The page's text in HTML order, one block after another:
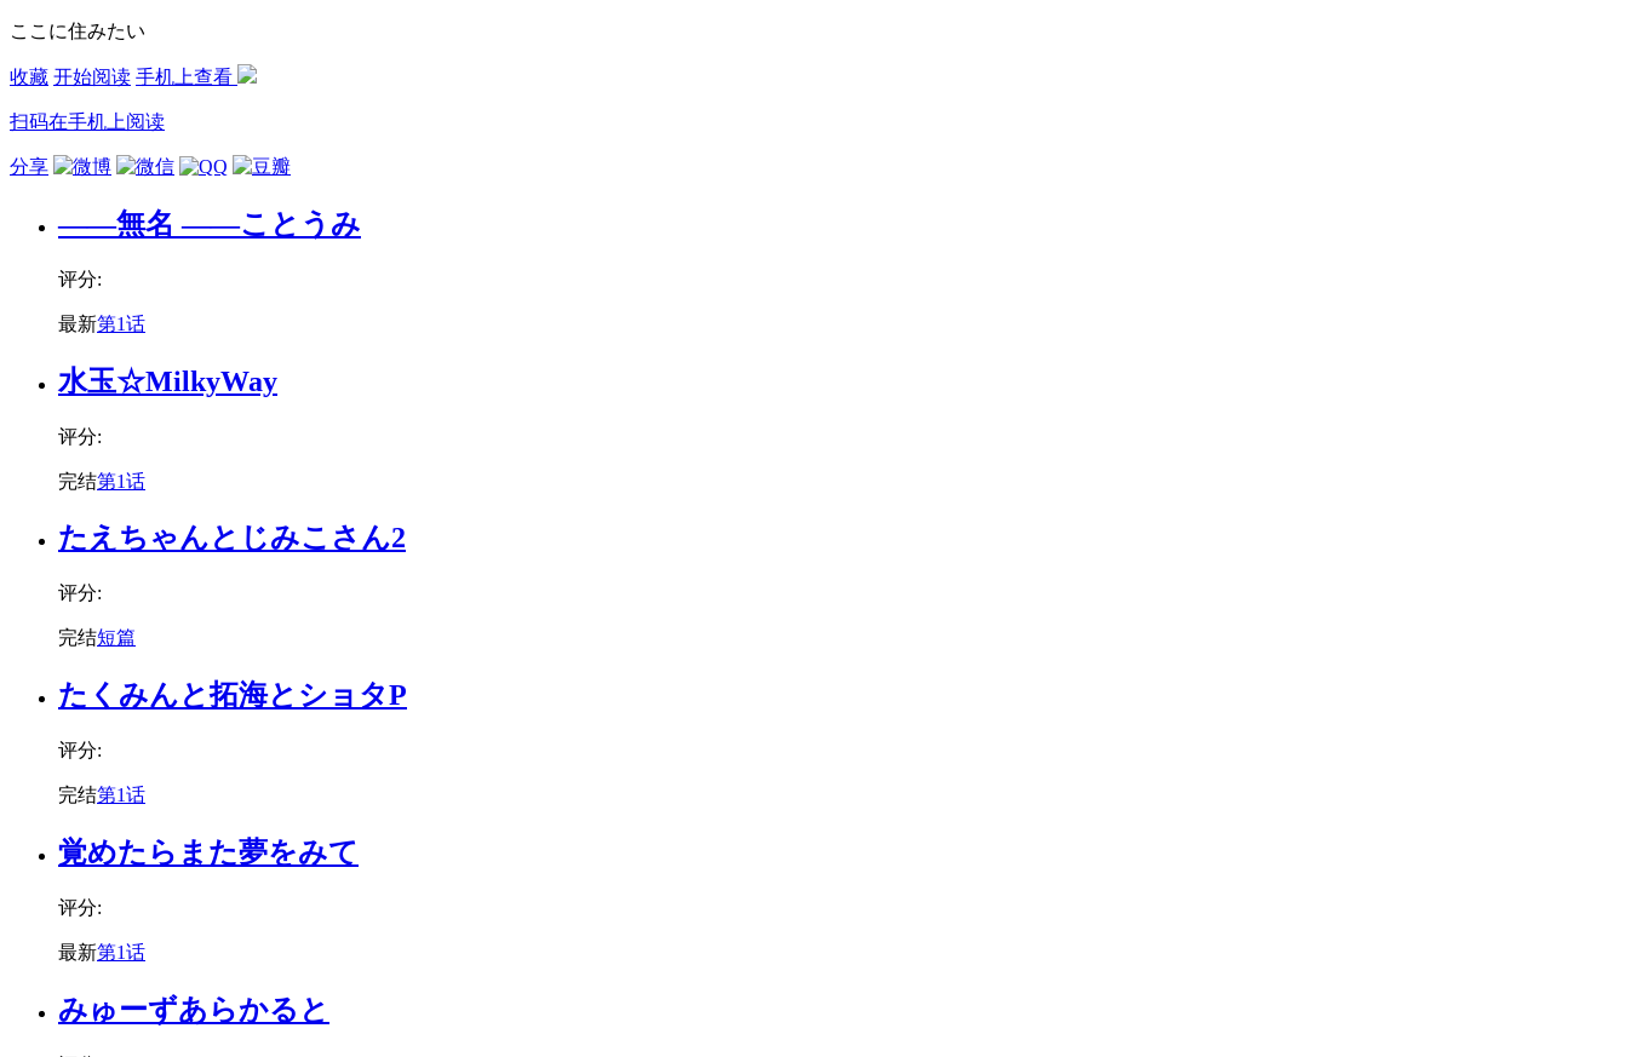
ここに住みたい
收藏 开始阅读 手机上查看
扫码在手机上阅读
分享
——無名 ——ことうみ
评分:
最新第1话
水玉☆MilkyWay
评分:
完结第1话
たえちゃんとじみこさん2
评分:
完结短篇
たくみんと拓海とショタP
评分:
完结第1话
覚めたらまた夢をみて
评分:
最新第1话
みゅーずあらかると